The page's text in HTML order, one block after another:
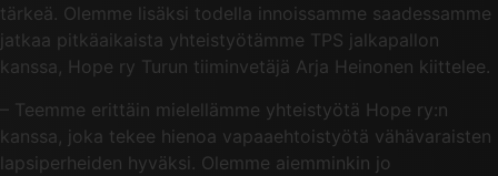
tärkeä. Olemme lisäksi todella innoissamme saadessamme
jatkaa pitkäaikaista yhteistyötämme TPS jalkapallon
kanssa, Hope ry Turun tiiminvetäjä Arja Heinonen kiittelee.
– Teemme erittäin mielellämme yhteistyötä Hope ry:n
kanssa, joka tekee hienoa vapaaehtoistyötä vähävaraisten
lapsiperheiden hyväksi. Olemme aiemminkin jo